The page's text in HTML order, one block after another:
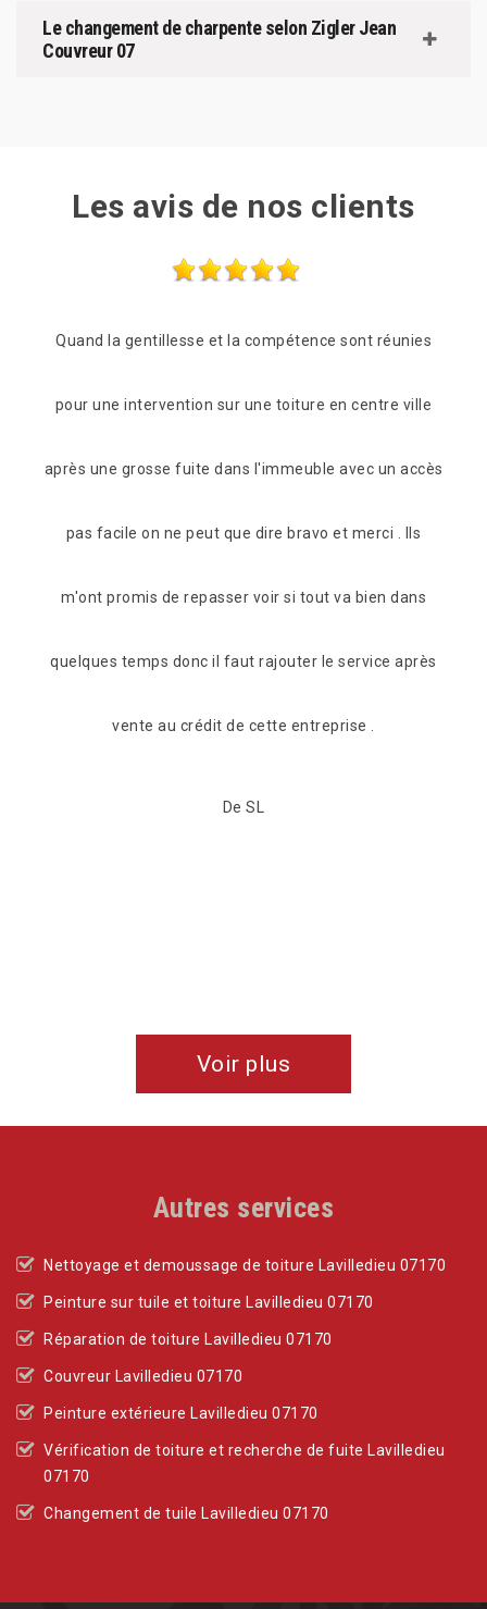
Le changement de charpente selon Zigler Jean
Couvreur 07
Les avis de nos clients
Entreprise très sérieuse Très rapide et à l’écoute Très
compétente Je recommande fortement
Voir plus
Autres services
Nettoyage et demoussage de toiture Lavilledieu 07170
Peinture sur tuile et toiture Lavilledieu 07170
Réparation de toiture Lavilledieu 07170
Couvreur Lavilledieu 07170
Peinture extérieure Lavilledieu 07170
Vérification de toiture et recherche de fuite Lavilledieu
07170
Changement de tuile Lavilledieu 07170